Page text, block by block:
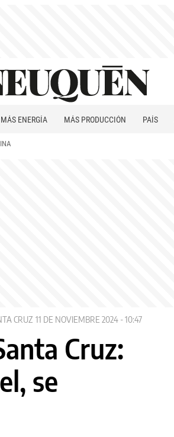
MÁS ENERGÍA MÁS PRODUCCIÓN PAÍS
CRUZ 11 DE NOVIEMBRE 2024 - 10:47
Cruz:
se